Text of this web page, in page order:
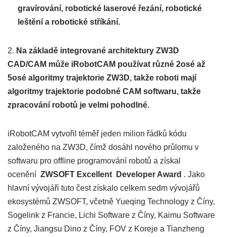
gravírování, robotické laserové řezání, robotické
leštění a robotické stříkání.
2. Na základě integrované architektury ZW3D
CAD/CAM může iRobotCAM používat různé 2osé až
5osé algoritmy trajektorie ZW3D, takže roboti mají
algoritmy trajektorie podobné CAM softwaru, takže
zpracování robotů je velmi pohodlné.
iRobotCAM vytvořil téměř jeden milion řádků kódu
založeného na ZW3D, čímž dosáhl nového průlomu v
softwaru pro offline programování robotů a získal
ocenění ZWSOFT Excellent Developer Award . Jako
hlavní vývojáři tuto čest získalo celkem sedm vývojářů
ekosystémů ZWSOFT, včetně Yueqing Technology z Číny,
Sogelink z Francie, Lichi Software z Číny, Kaimu Software
z Číny, Jiangsu Dino z Číny, FOV z Koreje a Tianzheng